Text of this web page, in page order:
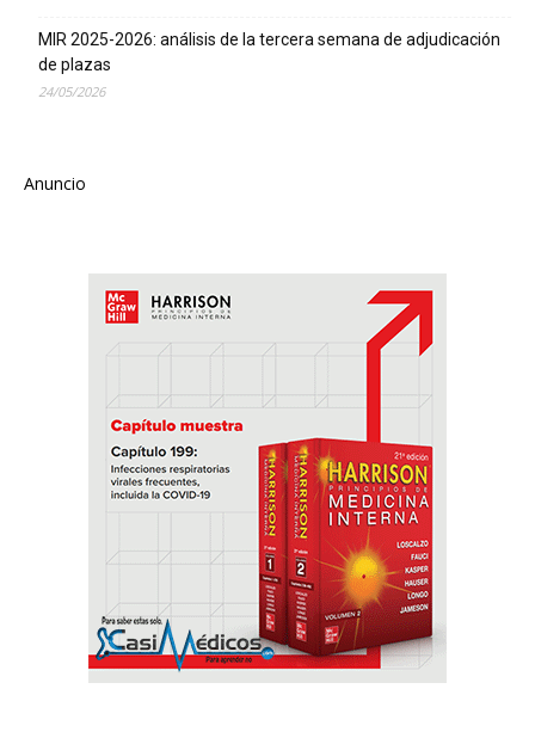
MIR 2025-2026: análisis de la tercera semana de adjudicación
de plazas
24/05/2026
Anuncio